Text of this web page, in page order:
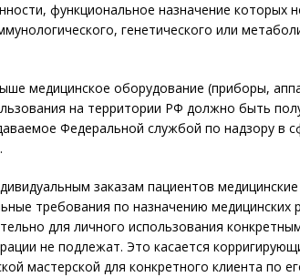
функциональное назначение которых
генетического или
медицинское оборудование (приборы,
на территории РФ должно быть
Федеральной службой по надзору в
заказам пациентов
требования по назначению медицинских
для личного использования
не подлежат. Это касается
мастерской для конкретного клиента по